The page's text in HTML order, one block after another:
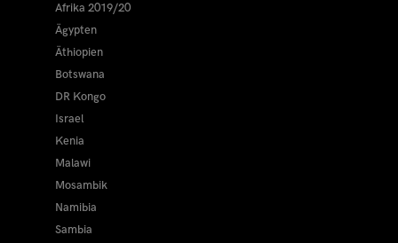
Afrika 2019/20
Ägypten
Äthiopien
Botswana
DR Kongo
Israel
Kenia
Malawi
Mosambik
Namibia
Sambia